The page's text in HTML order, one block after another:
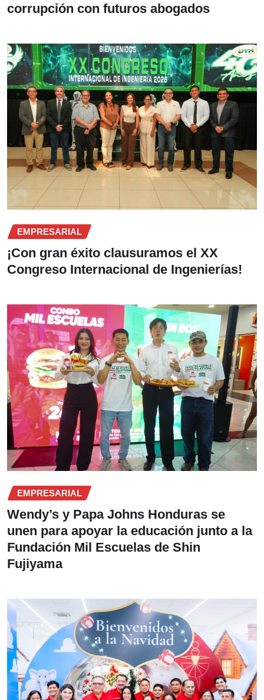
corrupción con futuros abogados
EMPRESARIAL
¡Con gran éxito clausuramos el XX
Congreso Internacional de Ingenierías!
EMPRESARIAL
Wendy’s y Papa Johns Honduras se
unen para apoyar la educación junto a la
Fundación Mil Escuelas de Shin
Fujiyama